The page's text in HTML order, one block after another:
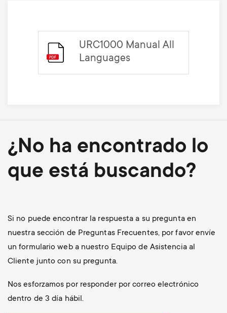
URC1000 Manual All
Languages
¿No ha encontrado lo
que está buscando?
Si no puede encontrar la respuesta a su pregunta en
nuestra sección de Preguntas Frecuentes, por favor envíe
un formulario web a nuestro Equipo de Asistencia al
Cliente junto con su pregunta.
Nos esforzamos por responder por correo electrónico
dentro de 3 día hábil.